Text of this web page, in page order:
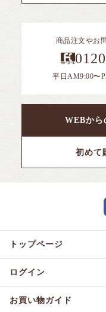
商品注文やお
平日AM9:00〜
WEBから
初めて
トップページ
ログイン
お買い物ガイド